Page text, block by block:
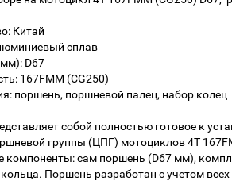
Китай
сплав
D67
167FMM (CG250)
поршень, поршневой палец, набор колец
собой полностью готовое к
группы (ЦПГ) мотоциклов 4Т
компоненты: сам поршень (D67 мм),
Поршень разработан с учетом